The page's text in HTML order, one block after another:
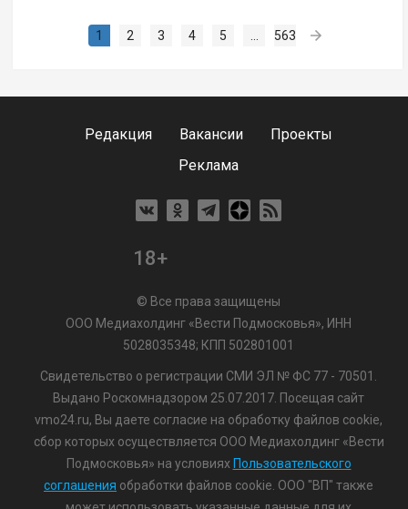
1 2 3 4 5 ... 563
Редакция Вакансии
Проекты
Реклама
18+
© Все права защищены
ООО Медиахолдинг «Вести Подмосковья», ИНН
5028035348; КПП 502801001
Свидетельство о регистрации СМИ ЭЛ № ФС 77 - 70501.
Выдано Роскомнадзором 25.07.2017. Посещая сайт
vmo24.ru, Вы даете согласие на обработку файлов cookie,
сбор которых осуществляется ООО Медиахолдинг «Вести
Подмосковья» на условиях Пользовательского
соглашения обработки файлов cookie. ООО "ВП" также